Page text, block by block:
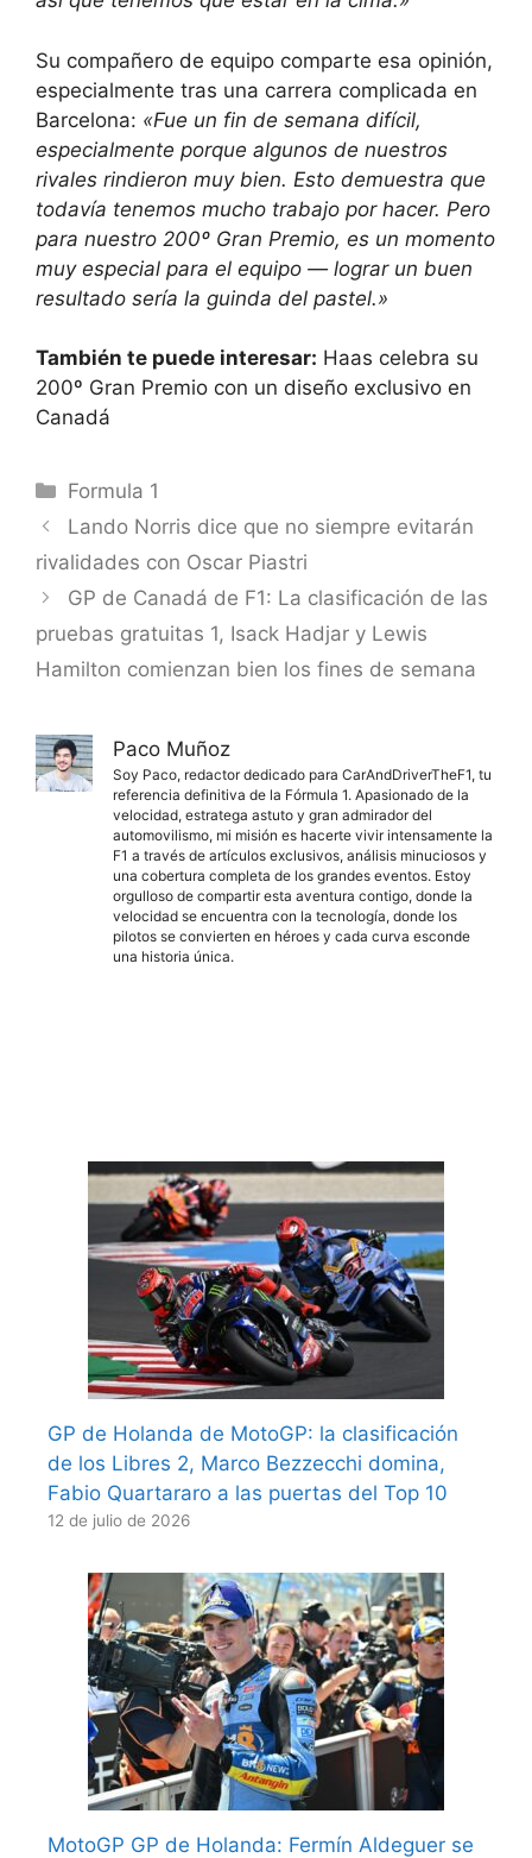
Su compañero de equipo comparte esa opinión,
especialmente tras una carrera complicada en
Barcelona: «Fue un fin de semana difícil,
especialmente porque algunos de nuestros
rivales rindieron muy bien. Esto demuestra que
todavía tenemos mucho trabajo por hacer. Pero
para nuestro 200º Gran Premio, es un momento
muy especial para el equipo — lograr un buen
resultado sería la guinda del pastel.»
También te puede interesar: Haas celebra su
200º Gran Premio con un diseño exclusivo en
Canadá
Categorías
Formula 1
Lando Norris dice que no siempre evitarán
rivalidades con Oscar Piastri
GP de Canadá de F1: La clasificación de las
pruebas gratuitas 1, Isack Hadjar y Lewis
Hamilton comienzan bien los fines de semana
Paco Muñoz
Soy Paco, redactor dedicado para CarAndDriverTheF1, tu
referencia definitiva de la Fórmula 1. Apasionado de la
velocidad, estratega astuto y gran admirador del
automovilismo, mi misión es hacerte vivir intensamente la
F1 a través de artículos exclusivos, análisis minuciosos y
una cobertura completa de los grandes eventos. Estoy
orgulloso de compartir esta aventura contigo, donde la
velocidad se encuentra con la tecnología, donde los
pilotos se convierten en héroes y cada curva esconde
una historia única.
GP de Holanda de MotoGP: la clasificación
de los Libres 2, Marco Bezzecchi domina,
Fabio Quartararo a las puertas del Top 10
12 de julio de 2026
MotoGP GP de Holanda: Fermín Aldeguer se